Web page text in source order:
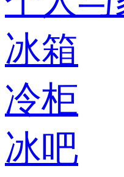
冰箱
冷柜
冰吧